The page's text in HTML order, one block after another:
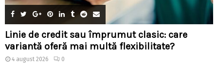
Linie de credit sau împrumut clasic: care
variantă oferă mai multă flexibilitate?
4 august 2026 0